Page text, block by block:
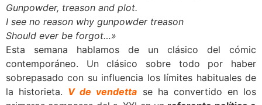
Gunpowder, treason and plot.
I see no reason why gunpowder treason
Should ever be forgot…»
Esta semana hablamos de un clásico del cómic
contemporáneo. Un clásico sobre todo por haber
sobrepasado con su influencia los límites habituales de
la historieta. V de vendetta se ha convertido en los